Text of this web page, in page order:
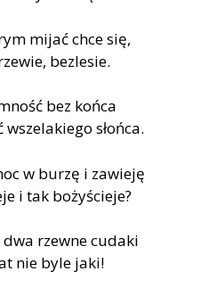
mijać chce się,
bezlesie.
bez końca
słońca.
w burzę i zawieję
i tak bożyścieje?
rzewne cudaki
nie byle jaki!